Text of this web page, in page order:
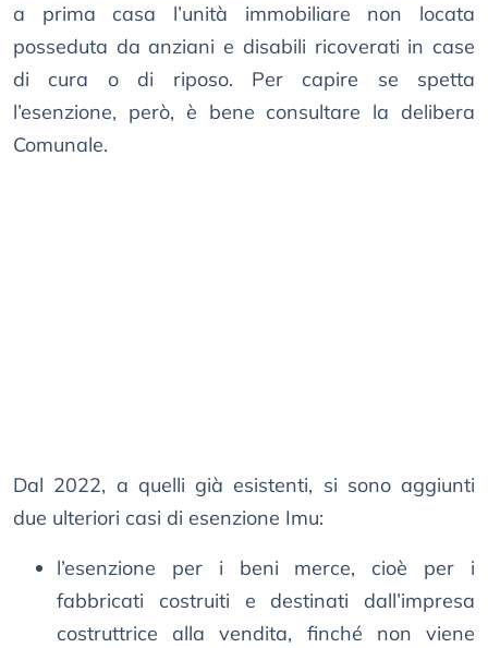
a prima casa l’unità immobiliare non locata
posseduta da anziani e disabili ricoverati in case
di cura o di riposo. Per capire se spetta
l’esenzione, però, è bene consultare la delibera
Comunale.
Dal 2022, a quelli già esistenti, si sono aggiunti
due ulteriori casi di esenzione Imu:
l’esenzione per i beni merce, cioè per i
fabbricati costruiti e destinati dall’impresa
costruttrice alla vendita, finché non viene